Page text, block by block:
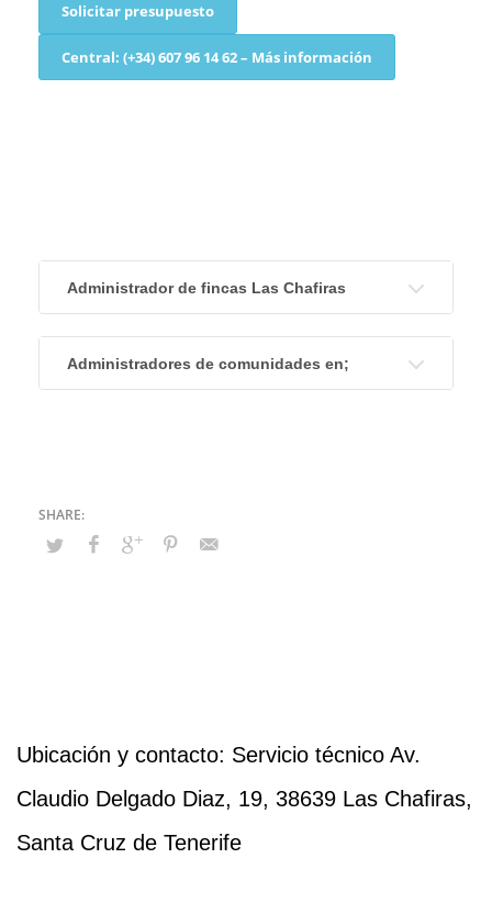
Solicitar presupuesto
Central: (+34) 607 96 14 62 – Más información
Administrador de fincas Las Chafiras
Administradores de comunidades en;
Ubicación y contacto: Servicio técnico Av.
Claudio Delgado Diaz, 19, 38639 Las Chafiras,
Santa Cruz de Tenerife